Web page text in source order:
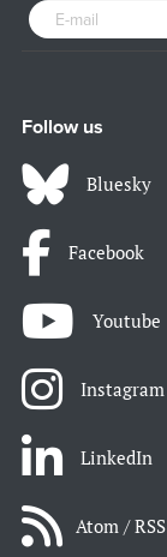
Follow us
Bluesky
Facebook
Youtube
Instagram
LinkedIn
Atom / RSS